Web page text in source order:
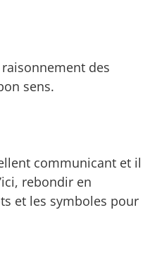
des
sens.
communicant et il
rebondir en
et les symboles pour